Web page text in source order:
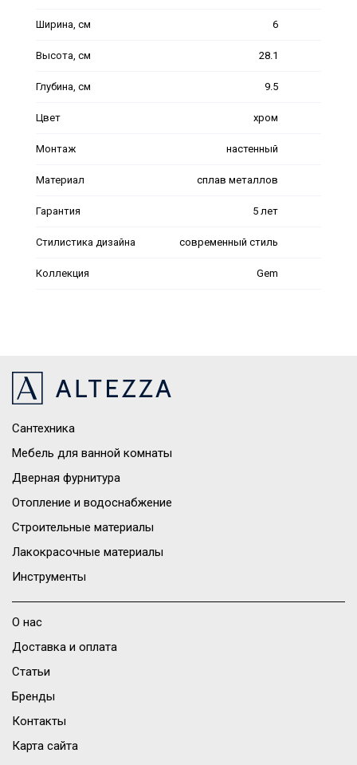
Ширина, см 6
Высота, см 28.1
Глубина, см 9.5
Цвет хром
Монтаж настенный
Материал сплав металлов
Гарантия 5 лет
Стилистика дизайна современный стиль
Коллекция Gem
Сантехника
Мебель для ванной комнаты
Дверная фурнитура
Отопление и водоснабжение
Строительные материалы
Лакокрасочные материалы
Инструменты
О нас
Доставка и оплата
Статьи
Бренды
Контакты
Карта сайта